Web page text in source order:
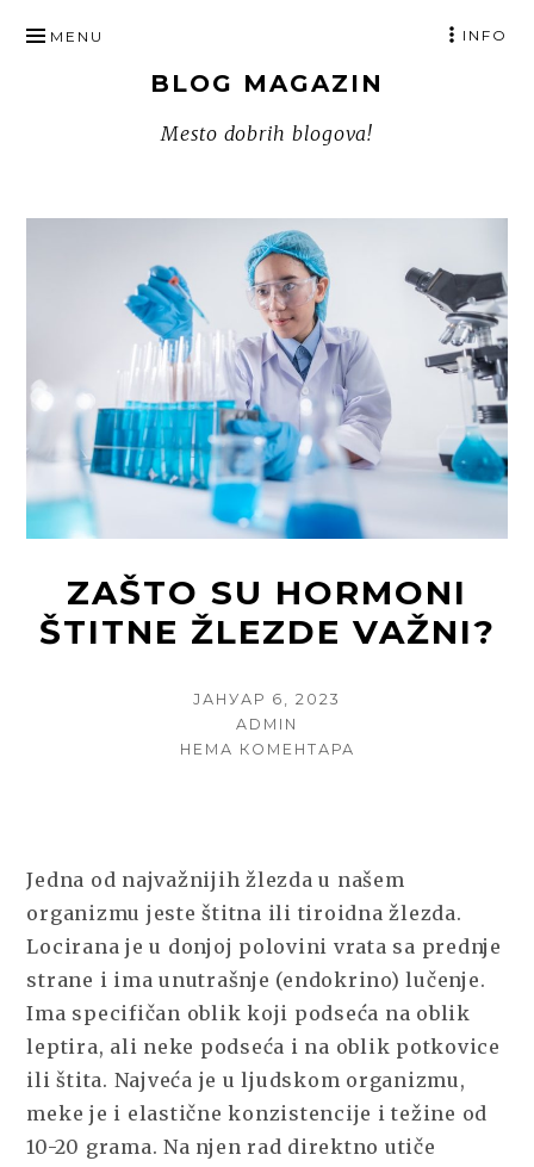
TO
BLOG MAGAZIN
Mesto dobrih blogova!
MENU INFO
ZAŠTO SU HORMONI
ŠTITNE ŽLEZDE VAŽNI?
POSTED
ЈАНУАР 6, 2023
AUTHOR
ADMIN
НЕМА КОМЕНТАРА
ŽLEZDE
Jedna od najvažnijih žlezda u našem
organizmu jeste štitna ili tiroidna žlezda.
Locirana je u donjoj polovini vrata sa prednje
strane i ima unutrašnje (endokrino) lučenje.
Ima specifičan oblik koji podseća na oblik
leptira, ali neke podseća i na oblik potkovice
ili štita. Najveća je u ljudskom organizmu,
meke je i elastične konzistencije i težine od
10-20 grama. Na njen rad direktno utiče